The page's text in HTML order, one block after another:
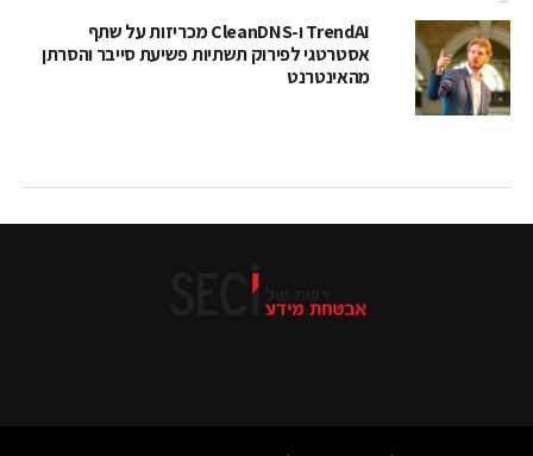
TrendAI ו-CleanDNS מכריזות על שתף
אסטרטגי לפירוק תשתיות פשיעת סייבר והסרתן
מהאינטרנט